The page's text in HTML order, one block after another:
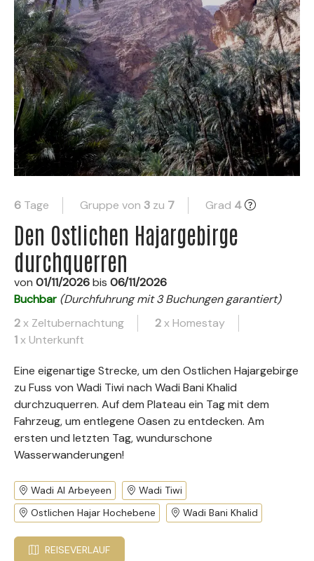
6 Tage Gruppe von 3 zu 7 Grad 4
Den Ostlichen Hajargebirge
durchquerren
von 01/11/2026bis 06/11/2026
Buchbar (Durchfuhrung mit 3 Buchungen garantiert)
2x Zeltubernachtung 2x Homestay
1x Unterkunft
Eine eigenartige Strecke, um den Ostlichen Hajargebirge
zu Fuss von Wadi Tiwi nach Wadi Bani Khalid
durchzuquerren. Auf dem Plateau ein Tag mit dem
Fahrzeug, um entlegene Oasen zu entdecken. Am
ersten und letzten Tag, wundurschone
Wasserwanderungen!
Wadi Al Arbeyeen
Wadi Tiwi
Ostlichen Hajar Hochebene
Wadi Bani Khalid
REISEVERLAUF